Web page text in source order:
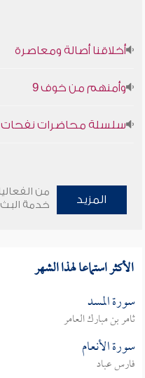
أخلاقنا أصالة ومعاصرة
وأمنهم من خوف 9
سلسلة محاضرات نفحات
المزيد
من
خدمة البث
الأكثر استماعا لهذا الشهر
سورة المسد
ثامر بن مبارك العامر
سورة الأنعام
فارس عباد